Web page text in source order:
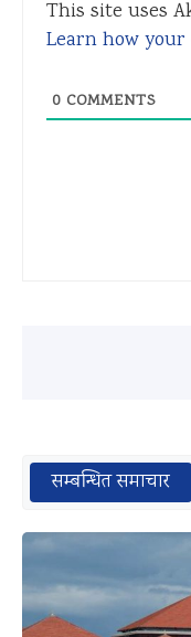
This site uses
Learn how
0 COMMENTS
सम्बन्धित समाचार